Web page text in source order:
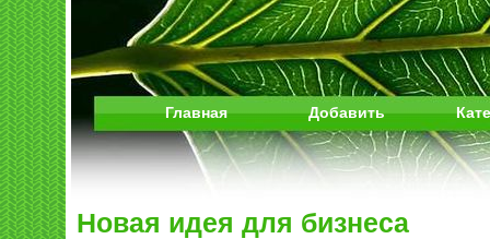
Главная Добавить
Новая идея для бизнеса